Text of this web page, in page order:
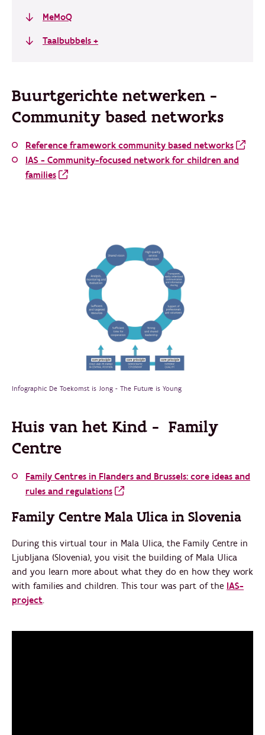
MeMoQ
Taalbubbels +
Buurtgerichte netwerken -
Community based networks
Reference framework community based networks
IAS - Community-focused network for children and
families
Infographic De Toekomst is Jong - The Future is Young
Huis van het Kind - Family
Centre
Family Centres in Flanders and Brussels: core ideas and
rules and regulations
Family Centre Mala Ulica in Slovenia
During this virtual tour in Mala Ulica, the Family Centre in
Ljubljana (Slovenia), you visit the building of Mala Ulica
and you learn more about what they do en how they work
with families and children. This tour was part of the IAS-
project.